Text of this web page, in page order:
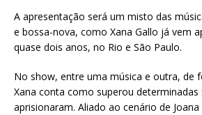
A apresentação será um misto das
e bossa-nova, como Xana Gallo já vem
quase dois anos, no Rio e São Paulo.
No show, entre uma música e outra, de
Xana conta como superou determinadas
aprisionaram. Aliado ao cenário de